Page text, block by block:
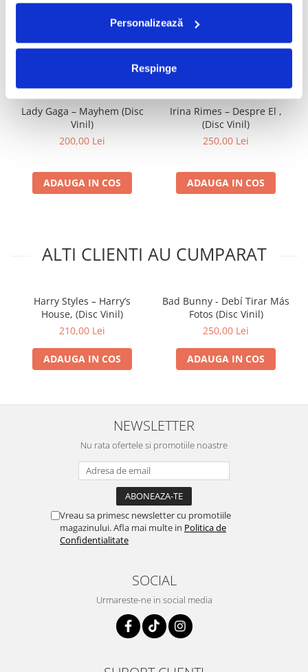
Personalizează
Respinge
FRECVENT CUMPARATE
IMPREUNA
Lady Gaga – Mayhem (Disc
Vinil)
200,00 Lei
ADAUGA IN COS
Irina Rimes – Despre El ,
(Disc Vinil)
250,00 Lei
ADAUGA IN COS
ALTI CLIENTI AU CUMPARAT
Harry Styles – Harry’s
House, (Disc Vinil)
210,00 Lei
ADAUGA IN COS
Bad Bunny - Debí Tirar Más
Fotos (Disc Vinil)
250,00 Lei
ADAUGA IN COS
NEWSLETTER
Nu rata ofertele si promotiile noastre
Vreau sa primesc newsletter cu promotiile
magazinului. Afla mai multe in Politica de
Confidentialitate
SOCIAL
Urmareste-ne in social media